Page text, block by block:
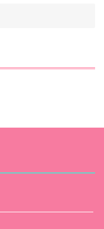
About Us